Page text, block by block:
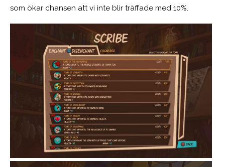
som ökar chansen att vi inte blir träffade med 10%.